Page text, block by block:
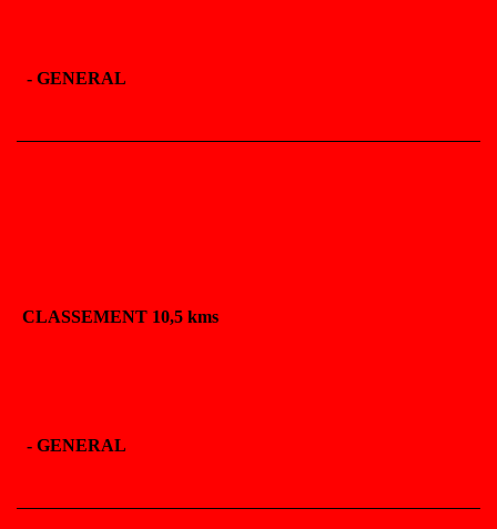
- GENERAL
CLASSEMENT 10,5 kms
- GENERAL